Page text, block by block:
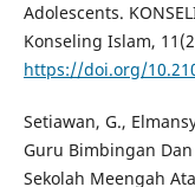
Adolescents.
Konseling Islam,
https://doi.org/
Setiawan, G.,
Guru Bimbingan
Sekolah Meengah